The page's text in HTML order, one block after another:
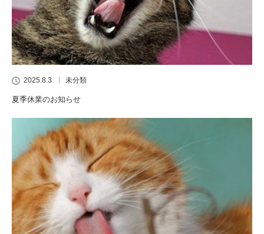
2025.8.3 未分類
夏季休業のお知らせ